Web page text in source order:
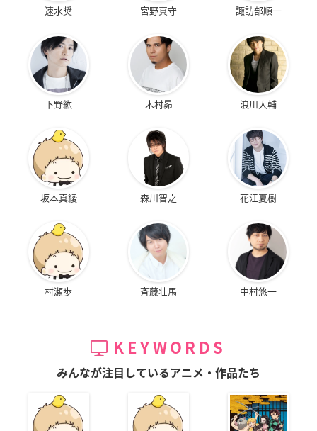
速水奨 宮野真守 諏訪部順一
下野紘 木村昴 浪川大輔
坂本真綾 森川智之 花江夏樹
村瀬歩 斉藤壮馬 中村悠一
KEYWORDS
みんなが注目しているアニメ・作品たち